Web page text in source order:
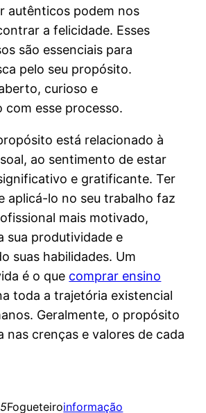
autênticos podem nos
a felicidade. Esses
são essenciais para
pelo seu propósito.
curioso e
esse processo.
está relacionado à
ao sentimento de estar
e gratificante. Ter
aplicá-lo no seu trabalho faz
mais motivado,
sua produtividade e
suas habilidades. Um
é o que comprar ensino
toda a trajetória existencial
Geralmente, o propósito
nas crenças e valores de cada
Fogueteiroinformação